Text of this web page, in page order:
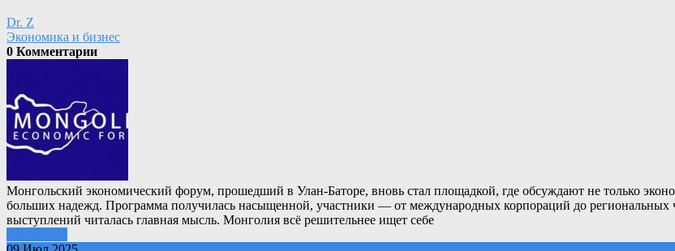
Dr. Z
Экономика и бизнес
0 Комментарии
Монгольский экономический форум, прошедший в Улан-Баторе, вновь стал площадкой, где обсуждают не только
больших надежд. Программа получилась насыщенной, участники — от международных корпораций до
выступлений читалась главная мысль. Монголия всё решительнее ищет себе